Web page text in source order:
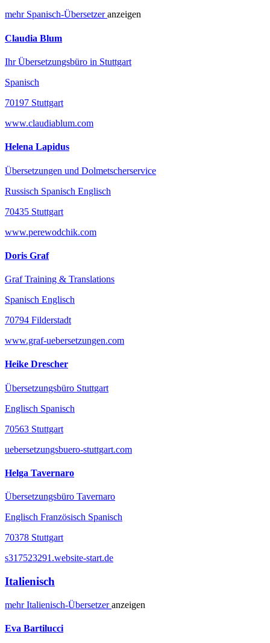
mehr Spanisch-Übersetzeranzeigen
Claudia Blum
Ihr Übersetzungsbüro in Stuttgart
Spanisch
70197 Stuttgart
www.claudiablum.com
Helena Lapidus
Übersetzungen und Dolmetscherservice
Russisch Spanisch Englisch
70435 Stuttgart
www.perewodchik.com
Doris Graf
Graf Training & Translations
Spanisch Englisch
70794 Filderstadt
www.graf-uebersetzungen.com
Heike Drescher
Übersetzungsbüro Stuttgart
Englisch Spanisch
70563 Stuttgart
uebersetzungsbuero-stuttgart.com
Helga Tavernaro
Übersetzungsbüro Tavernaro
Englisch Französisch Spanisch
70378 Stuttgart
s317523291.website-start.de
Italienisch
mehrItalienisch-Übersetzeranzeigen
Eva Bartilucci